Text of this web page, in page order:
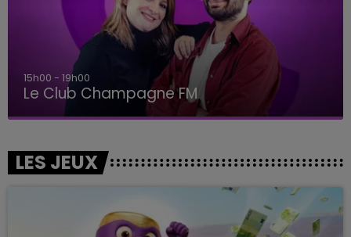
15h00 - 19h00
Le Club Champagne FM
LES JEUX